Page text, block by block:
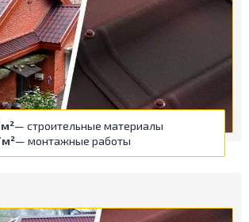
— строительные материалы
— монтажные работы